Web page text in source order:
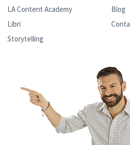
LA Content Academy
Libri
Storytelling
Blog